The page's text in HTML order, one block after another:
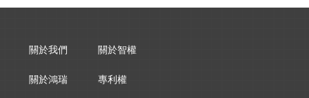
關於我們
關於鴻瑞
關於智權
專利權